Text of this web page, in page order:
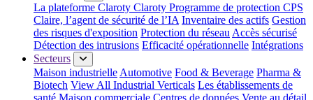
La plateforme Claroty Claroty Programme de protection CPS
Claire, l’agent de sécurité de l’IA Inventaire des actifs Gestion
des risques d'exposition Protection du réseau Accès sécurisé
Détection des intrusions Efficacité opérationnelle Intégrations
Secteurs
Maison industrielle Automotive Food & Beverage Pharma &
Biotech View All Industrial Verticals Les établissements de
santé Maison commerciale Centres de données Vente au détail